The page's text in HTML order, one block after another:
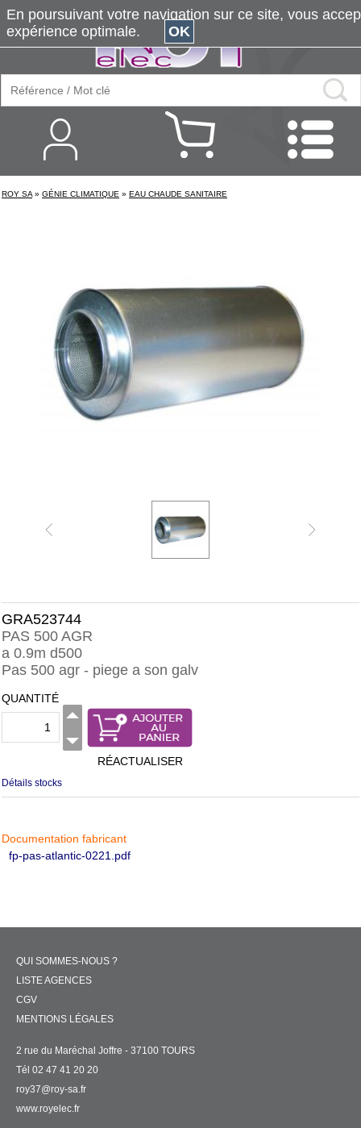
ROY SA » GÉNIE CLIMATIQUE » EAU CHAUDE SANITAIRE
GRA523744
PAS 500 AGR
a 0.9m d500
Pas 500 agr - piege a son galv
QUANTITÉ
RÉACTUALISER
Détails stocks
Documentation fabricant
fp-pas-atlantic-0221.pdf
QUI SOMMES-NOUS ?
LISTE AGENCES
CGV
MENTIONS LÉGALES
2 rue du Maréchal Joffre - 37100 TOURS
Tél 02 47 41 20 20
roy37@roy-sa.fr
www.royelec.fr
En poursuivant votre navigation sur ce site, vous
expérience optimale.
OK